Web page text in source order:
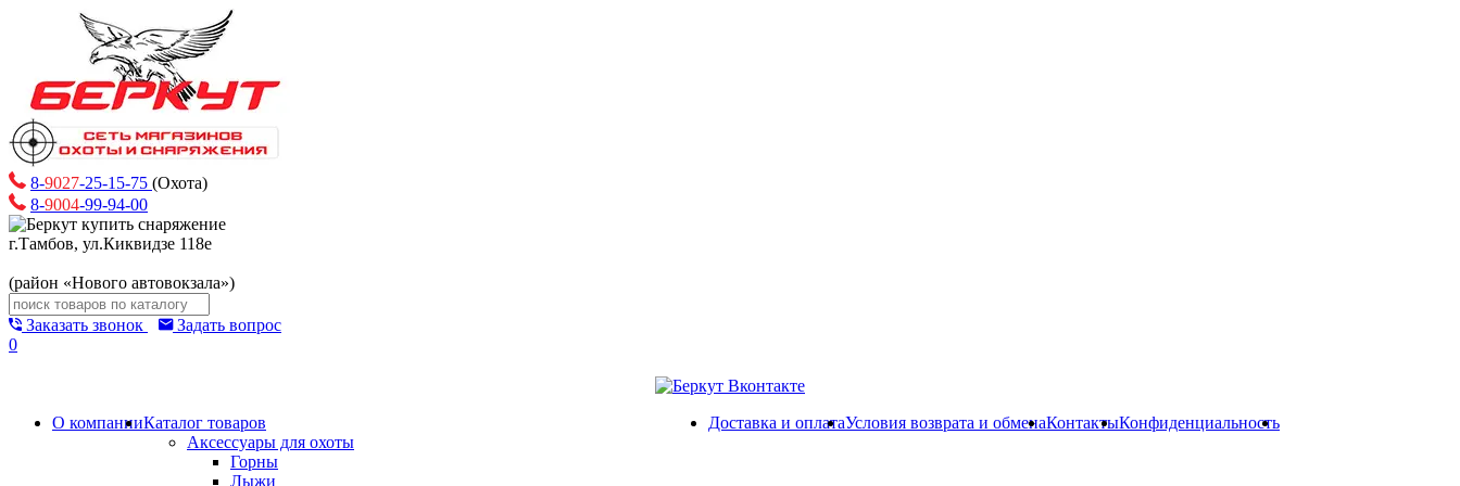
8-9027-25-15-75 (Охота)
8-9004-99-94-00
г.Тамбов, ул.Киквидзе 118е
(район «Нового автовокзала»)
Заказать звонок
Задать вопрос
0
О компанииКаталог товаров
Аксессуары для охоты
Горны
Лыжи
Доставка и оплатаУсловия возврата и обменаКонтактыКонфиденциальность